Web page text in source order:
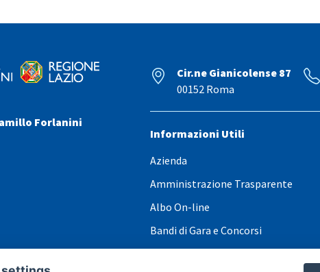
Forlanini
Cir.ne Gianicolense 87
00152 Roma
Informazioni Utili
Azienda
Amministrazione Trasparente
Albo On-line
Bandi di Gara e Concorsi
Ufficio Stampa